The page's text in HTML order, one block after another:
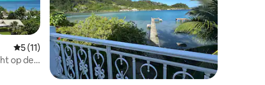
Gemiddelde beoordeling van 5 uit 5, 11 recensies
5 (11)
op de